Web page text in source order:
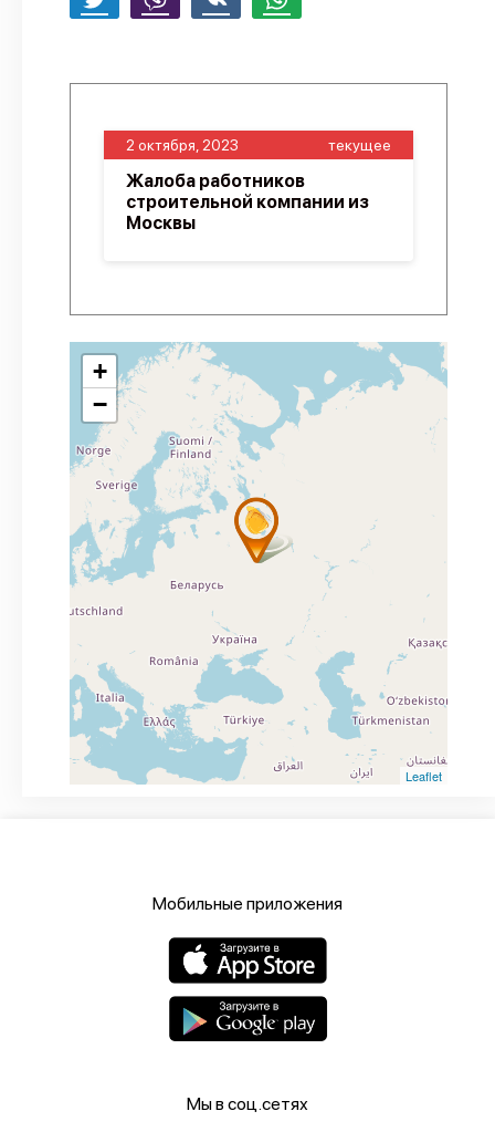
2 октября, 2023 текущее
Жалоба работников
строительной компании из
Москвы
+
−
Leaflet
Мобильные приложения
Мы в соц.сетях